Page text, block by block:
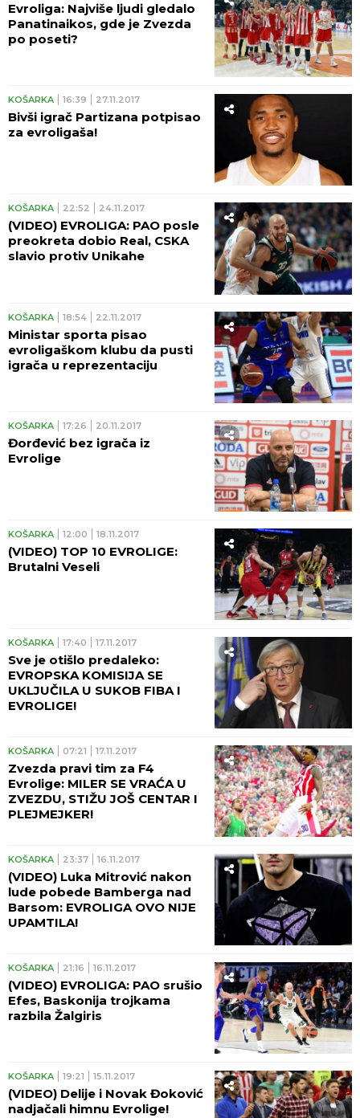
Evroliga: Najviše ljudi gledalo
Panatinaikos, gde je Zvezda
po poseti?
KOŠARKA 16:39 27.11.2017
Bivši igrač Partizana potpisao
za evroligaša!
KOŠARKA 22:52 24.11.2017
(VIDEO) EVROLIGA: PAO posle
preokreta dobio Real, CSKA
slavio protiv Unikahe
KOŠARKA 18:54 22.11.2017
Ministar sporta pisao
evroligaškom klubu da pusti
igrača u reprezentaciju
KOŠARKA 17:26 20.11.2017
Đorđević bez igrača iz
Evrolige
KOŠARKA 12:00 18.11.2017
(VIDEO) TOP 10 EVROLIGE:
Brutalni Veseli
KOŠARKA 17:40 17.11.2017
Sve je otišlo predaleko:
EVROPSKA KOMISIJA SE
UKLJUČILA U SUKOB FIBA I
EVROLIGE!
KOŠARKA 07:21 17.11.2017
Zvezda pravi tim za F4
Evrolige: MILER SE VRAĆA U
ZVEZDU, STIŽU JOŠ CENTAR I
PLEJMEJKER!
KOŠARKA 23:37 16.11.2017
(VIDEO) Luka Mitrović nakon
lude pobede Bamberga nad
Barsom: EVROLIGA OVO NIJE
UPAMTILA!
KOŠARKA 21:16 16.11.2017
(VIDEO) EVROLIGA: PAO srušio
Efes, Baskonija trojkama
razbila Žalgiris
KOŠARKA 19:21 15.11.2017
(VIDEO) Delije i Novak Đoković
nadjačali himnu Evrolige!